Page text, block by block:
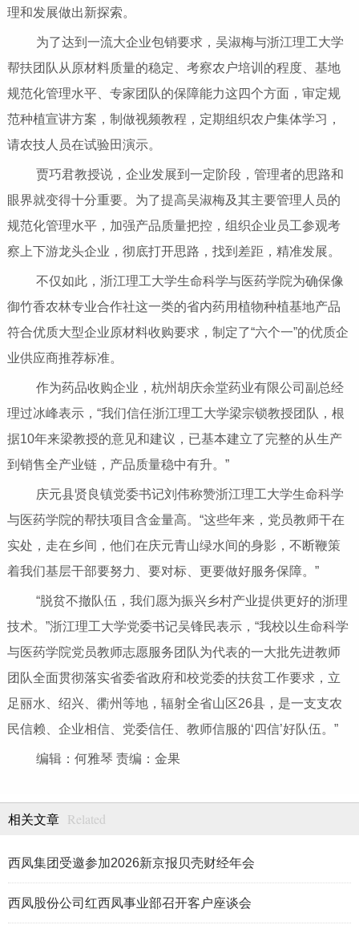
理和发展做出新探索。
为了达到一流大企业包销要求，吴淑梅与浙江理工大学
帮扶团队从原材料质量的稳定、考察农户培训的程度、基地
规范化管理水平、专家团队的保障能力这四个方面，审定规
范种植宣讲方案，制做视频教程，定期组织农户集体学习，
请农技人员在试验田演示。
贾巧君教授说，企业发展到一定阶段，管理者的思路和
眼界就变得十分重要。为了提高吴淑梅及其主要管理人员的
规范化管理水平，加强产品质量把控，组织企业员工参观考
察上下游龙头企业，彻底打开思路，找到差距，精准发展。
不仅如此，浙江理工大学生命科学与医药学院为确保像
御竹香农林专业合作社这一类的省内药用植物种植基地产品
符合优质大型企业原材料收购要求，制定了“六个一”的优质企
业供应商推荐标准。
作为药品收购企业，杭州胡庆余堂药业有限公司副总经
理过冰峰表示，“我们信任浙江理工大学梁宗锁教授团队，根
据10年来梁教授的意见和建议，已基本建立了完整的从生产
到销售全产业链，产品质量稳中有升。”
庆元县贤良镇党委书记刘伟称赞浙江理工大学生命科学
与医药学院的帮扶项目含金量高。“这些年来，党员教师干在
实处，走在乡间，他们在庆元青山绿水间的身影，不断鞭策
着我们基层干部要努力、要对标、更要做好服务保障。”
“脱贫不撤队伍，我们愿为振兴乡村产业提供更好的浙理
技术。”浙江理工大学党委书记吴锋民表示，“我校以生命科学
与医药学院党员教师志愿服务团队为代表的一大批先进教师
团队全面贯彻落实省委省政府和校党委的扶贫工作要求，立
足丽水、绍兴、衢州等地，辐射全省山区26县，是一支支农
民信赖、企业相信、党委信任、教师信服的‘四信’好队伍。”
编辑：何雅琴 责编：金果
相关文章 Related
西凤集团受邀参加2026新京报贝壳财经年会
西凤股份公司红西凤事业部召开客户座谈会